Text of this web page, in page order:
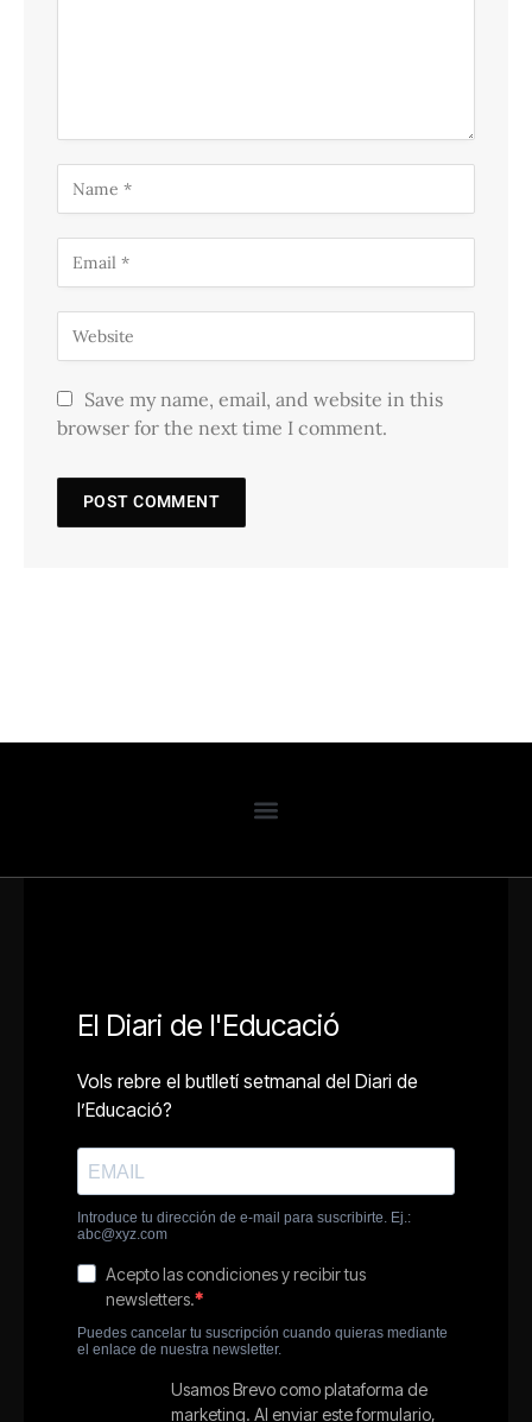
Save my name, email, and website in this
browser for the next time I comment.